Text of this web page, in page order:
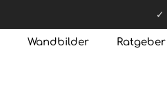
Wandbilder Ratgeber